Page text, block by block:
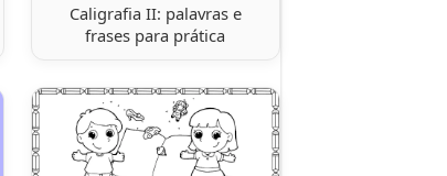
Caligrafia II: palavras e
frases para prática